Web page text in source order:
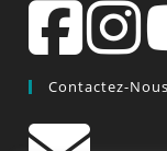
Contactez-Nous